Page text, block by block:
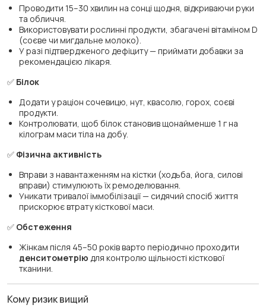
Проводити 15–30 хвилин на сонці щодня, відкриваючи руки
та обличчя.
Використовувати рослинні продукти, збагачені вітаміном D
(соєве чи мигдальне молоко).
У разі підтвердженого дефіциту — приймати добавки за
рекомендацією лікаря.
✅ Білок
Додати у раціон сочевицю, нут, квасолю, горох, соєві
продукти.
Контролювати, щоб білок становив щонайменше 1 г на
кілограм маси тіла на добу.
✅ Фізична активність
Вправи з навантаженням на кістки (ходьба, йога, силові
вправи) стимулюють їх ремоделювання.
Уникати тривалої іммобілізації — сидячий спосіб життя
прискорює втрату кісткової маси.
✅ Обстеження
Жінкам після 45–50 років варто періодично проходити
денситометрію для контролю щільності кісткової
тканини.
Кому ризик вищий